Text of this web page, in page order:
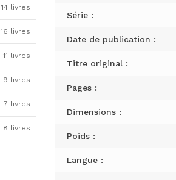
Série :
Date de publication :
Titre original :
Pages :
Dimensions :
Poids :
Langue :
14 livres
16 livres
11 livres
9 livres
7 livres
8 livres